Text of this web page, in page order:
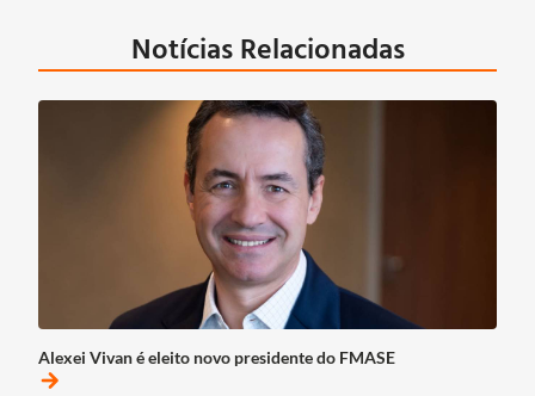
Notícias Relacionadas
Alexei Vivan é eleito novo presidente do FMASE
arrow_forward